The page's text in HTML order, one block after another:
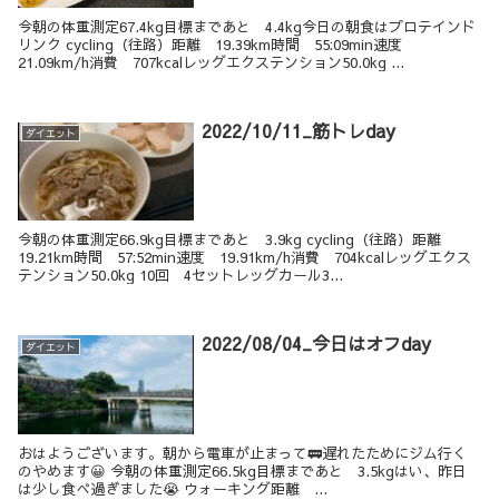
今朝の体重測定67.4kg目標まであと 4.4kg今日の朝食はプロテインド
リンク cycling（往路）距離 19.39km時間 55:09min速度
21.09km/h消費 707kcalレッグエクステンション50.0kg ...
ダイエット 2022/10/11_筋トレday
今朝の体重測定66.9kg目標まであと 3.9kg cycling（往路）距離
19.21km時間 57:52min速度 19.91km/h消費 704kcalレッグエクス
テンション50.0kg 10回 4セットレッグカール3...
ダイエット 2022/08/04_今日はオフday
おはようございます。朝から電車が止まって🚃遅れたためにジム行く
のやめます😀 今朝の体重測定66.5kg目標まであと 3.5kgはい、昨日
は少し食べ過ぎました😭 ウォーキング距離 ...